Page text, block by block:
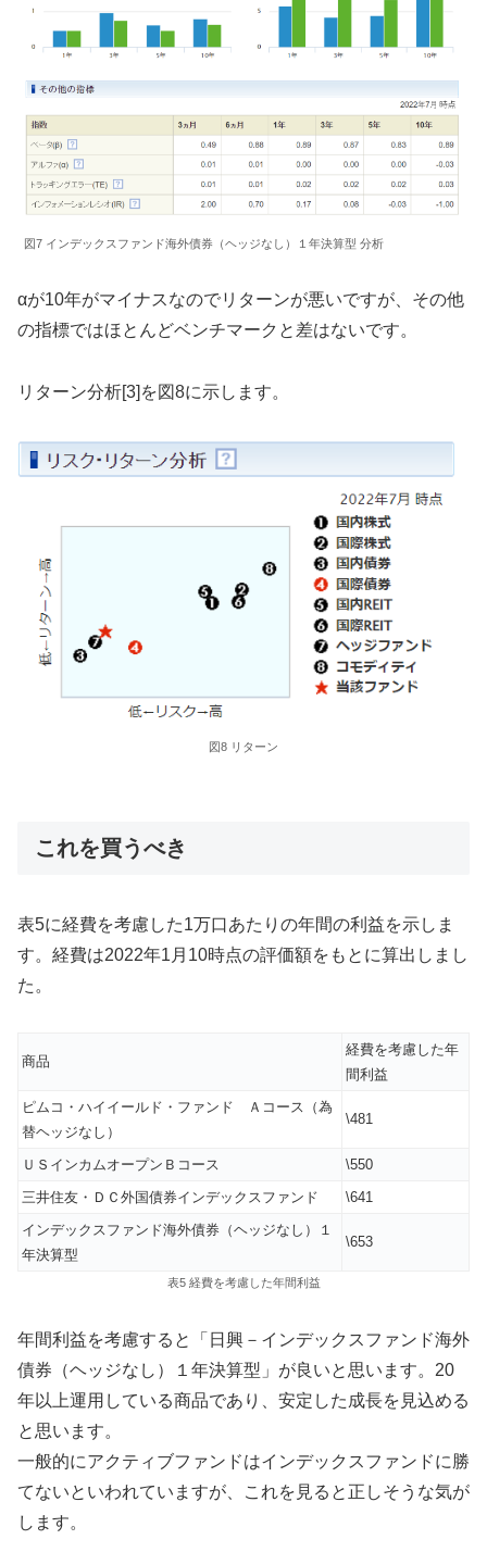
図7 インデックスファンド海外債券（ヘッジなし）１年決算型 分析
αが10年がマイナスなのでリターンが悪いですが、その他
の指標ではほとんどベンチマークと差はないです。
リターン分析[3]を図8に示します。
図8 リターン
これを買うべき
表5に経費を考慮した1万口あたりの年間の利益を示しま
す。経費は2022年1月10時点の評価額をもとに算出しまし
た。
商品
経費を考慮した年
間利益
ピムコ・ハイイールド・ファンド Ａコース（為
替ヘッジなし）
\481
ＵＳインカムオープンＢコース
\550
三井住友・ＤＣ外国債券インデックスファンド
\641
インデックスファンド海外債券（ヘッジなし）１
年決算型
\653
表5 経費を考慮した年間利益
年間利益を考慮すると「日興－インデックスファンド海外
債券（ヘッジなし）１年決算型」が良いと思います。20
年以上運用している商品であり、安定した成長を見込める
と思います。
一般的にアクティブファンドはインデックスファンドに勝
てないといわれていますが、これを見ると正しそうな気が
します。